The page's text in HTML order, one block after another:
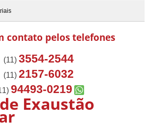
contato pelos telefones
(11)3554-2544
(11)2157-6032
94493-0219
Exaustão